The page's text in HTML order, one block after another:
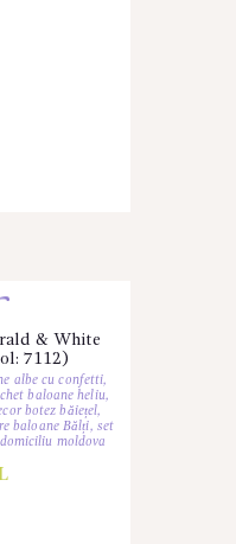
& White
7112)
albe cu confetti,
baloane heliu,
botez băiețel,
baloane Bălți, set
moldova